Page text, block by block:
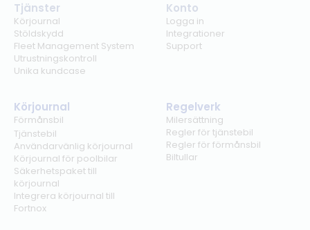
Tjänster
Körjournal
Stöldskydd
Fleet Management System
Utrustningskontroll
Unika kundcase
Konto
Logga in
Integrationer
Support
Körjournal
Förmånsbil
Tjänstebil
Användarvänlig körjournal
Körjournal för poolbilar
Säkerhetspaket till
körjournal
Integrera körjournal till
Fortnox
Regelverk
Milersättning
Regler för tjänstebil
Regler för förmånsbil
Biltullar